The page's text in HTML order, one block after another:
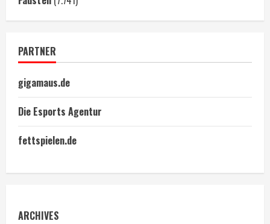
PARTNER
gigamaus.de
Die Esports Agentur
fettspielen.de
ARCHIVES